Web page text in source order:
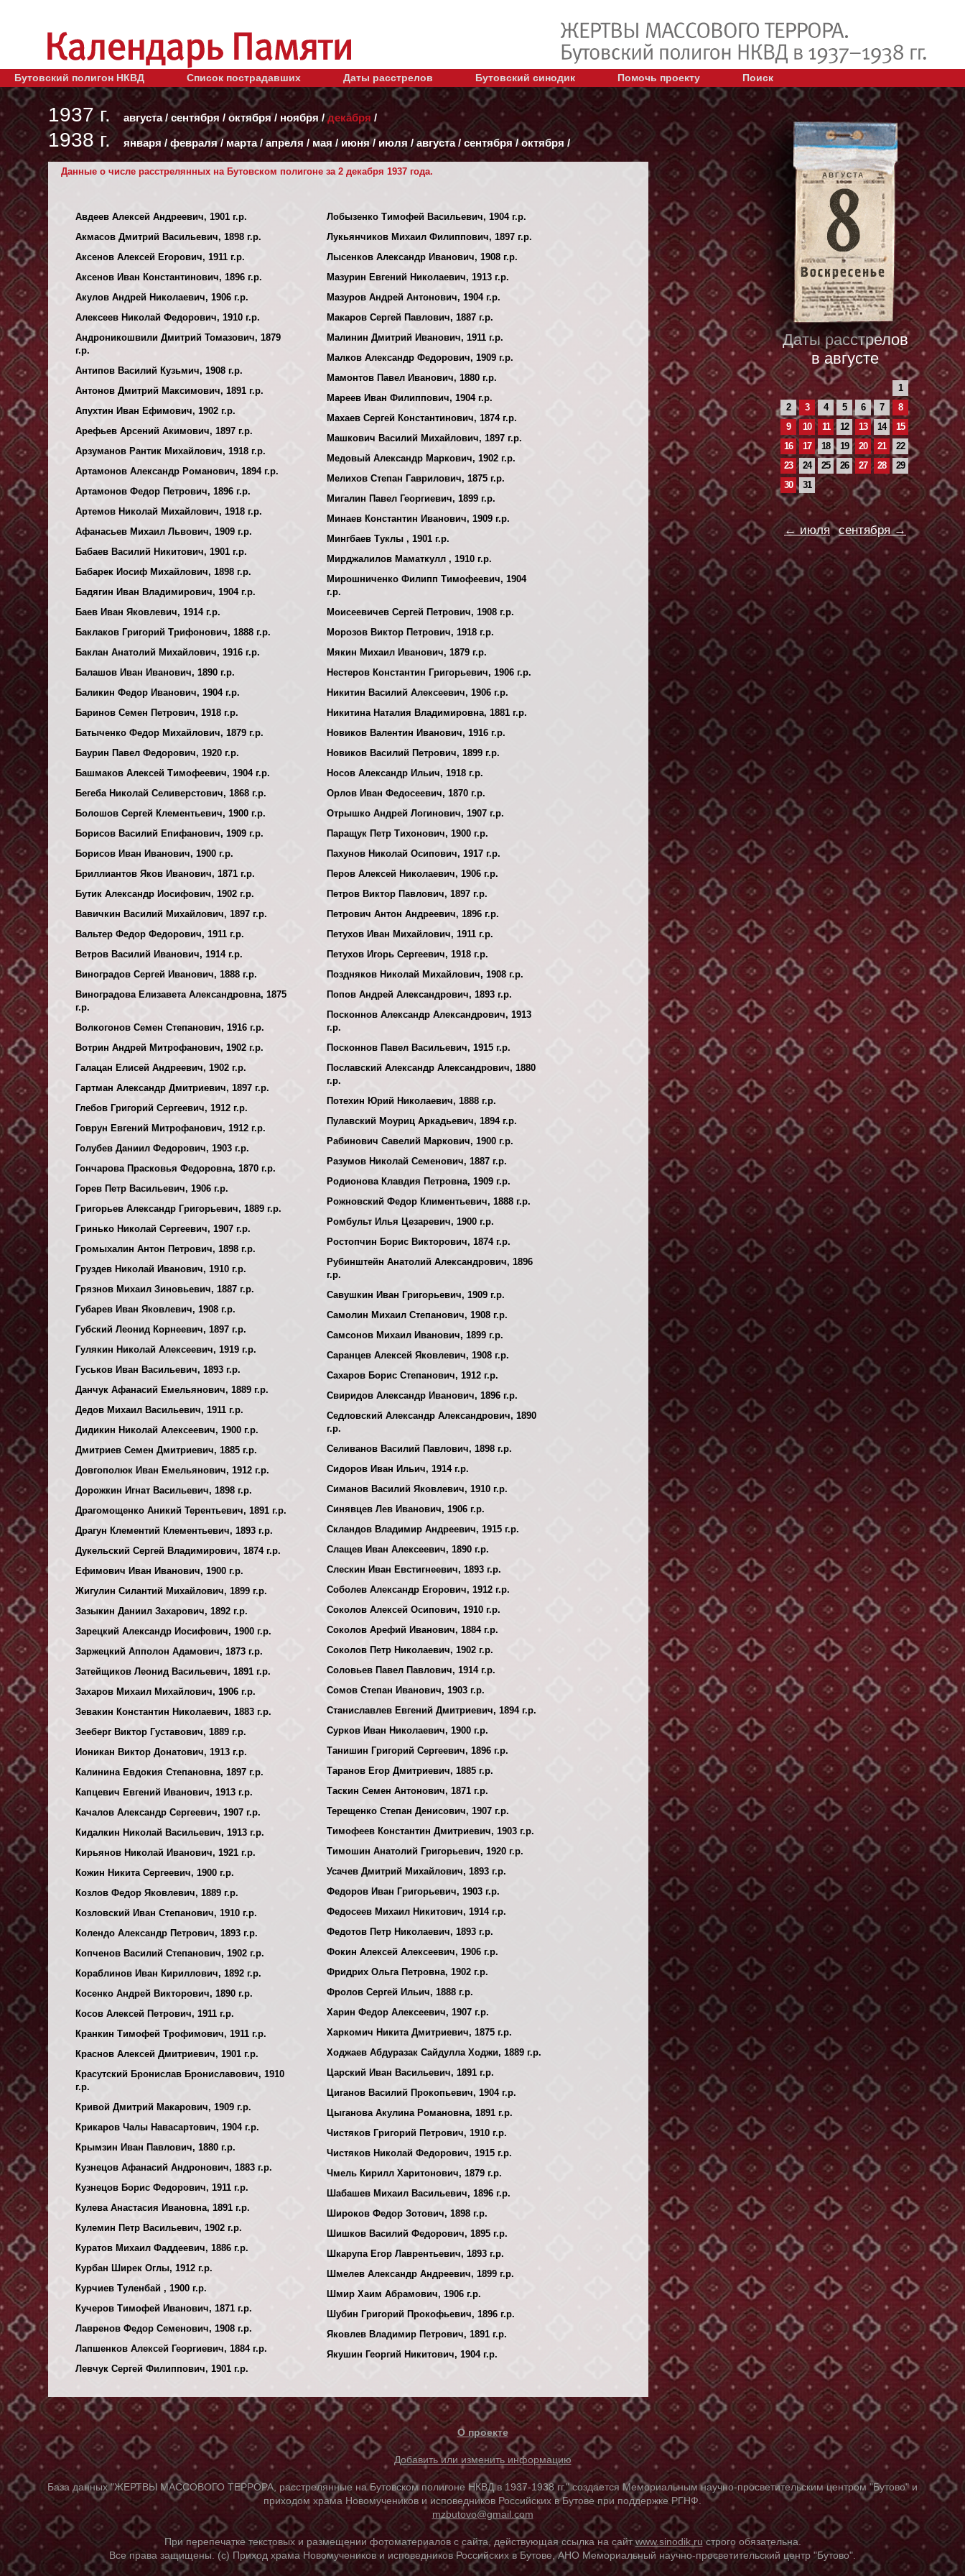
Бутовский полигон НКВД Список пострадавших Даты расстрелов Бутовский синодик Помочь проекту Поиск
1937 г. августа/сентября / октября/ ноября /декабря /
1938 г. января/февраля/ марта/апреля / мая /июня/июля /августа/ сентября/октября /
Данные о числе расстрелянных на Бутовском полигоне за 2 декабря 1937 года.
Авдеев Алексей Андреевич, 1901 г.р.
Акмасов Дмитрий Васильевич, 1898 г.р.
Аксенов Алексей Егорович, 1911 г.р.
Аксенов Иван Константинович, 1896 г.р.
Акулов Андрей Николаевич, 1906 г.р.
Алексеев Николай Федорович, 1910 г.р.
Андроникошвили Дмитрий Томазович, 1879
г.р.
Антипов Василий Кузьмич, 1908 г.р.
Антонов Дмитрий Максимович, 1891 г.р.
Апухтин Иван Ефимович, 1902 г.р.
Арефьев Арсений Акимович, 1897 г.р.
Арзуманов Рантик Михайлович, 1918 г.р.
Артамонов Александр Романович, 1894 г.р.
Артамонов Федор Петрович, 1896 г.р.
Артемов Николай Михайлович, 1918 г.р.
Афанасьев Михаил Львович, 1909 г.р.
Бабаев Василий Никитович, 1901 г.р.
Бабарек Иосиф Михайлович, 1898 г.р.
Бадягин Иван Владимирович, 1904 г.р.
Баев Иван Яковлевич, 1914 г.р.
Баклаков Григорий Трифонович, 1888 г.р.
Баклан Анатолий Михайлович, 1916 г.р.
Балашов Иван Иванович, 1890 г.р.
Баликин Федор Иванович, 1904 г.р.
Баринов Семен Петрович, 1918 г.р.
Батыченко Федор Михайлович, 1879 г.р.
Баурин Павел Федорович, 1920 г.р.
Башмаков Алексей Тимофеевич, 1904 г.р.
Бегеба Николай Селиверстович, 1868 г.р.
Болошов Сергей Клементьевич, 1900 г.р.
Борисов Василий Епифанович, 1909 г.р.
Борисов Иван Иванович, 1900 г.р.
Бриллиантов Яков Иванович, 1871 г.р.
Бутик Александр Иосифович, 1902 г.р.
Вавичкин Василий Михайлович, 1897 г.р.
Вальтер Федор Федорович, 1911 г.р.
Ветров Василий Иванович, 1914 г.р.
Виноградов Сергей Иванович, 1888 г.р.
Виноградова Елизавета Александровна, 1875
г.р.
Волкогонов Семен Степанович, 1916 г.р.
Вотрин Андрей Митрофанович, 1902 г.р.
Галацан Елисей Андреевич, 1902 г.р.
Гартман Александр Дмитриевич, 1897 г.р.
Глебов Григорий Сергеевич, 1912 г.р.
Говрун Евгений Митрофанович, 1912 г.р.
Голубев Даниил Федорович, 1903 г.р.
Гончарова Прасковья Федоровна, 1870 г.р.
Горев Петр Васильевич, 1906 г.р.
Григорьев Александр Григорьевич, 1889 г.р.
Гринько Николай Сергеевич, 1907 г.р.
Громыхалин Антон Петрович, 1898 г.р.
Груздев Николай Иванович, 1910 г.р.
Грязнов Михаил Зиновьевич, 1887 г.р.
Губарев Иван Яковлевич, 1908 г.р.
Губский Леонид Корнеевич, 1897 г.р.
Гулякин Николай Алексеевич, 1919 г.р.
Гуськов Иван Васильевич, 1893 г.р.
Данчук Афанасий Емельянович, 1889 г.р.
Дедов Михаил Васильевич, 1911 г.р.
Дидикин Николай Алексеевич, 1900 г.р.
Дмитриев Семен Дмитриевич, 1885 г.р.
Довгополюк Иван Емельянович, 1912 г.р.
Дорожкин Игнат Васильевич, 1898 г.р.
Драгомощенко Аникий Терентьевич, 1891 г.р.
Драгун Клементий Клементьевич, 1893 г.р.
Дукельский Сергей Владимирович, 1874 г.р.
Ефимович Иван Иванович, 1900 г.р.
Жигулин Силантий Михайлович, 1899 г.р.
Зазыкин Даниил Захарович, 1892 г.р.
Зарецкий Александр Иосифович, 1900 г.р.
Заржецкий Апполон Адамович, 1873 г.р.
Затейщиков Леонид Васильевич, 1891 г.р.
Захаров Михаил Михайлович, 1906 г.р.
Зевакин Константин Николаевич, 1883 г.р.
Зееберг Виктор Густавович, 1889 г.р.
Ионикан Виктор Донатович, 1913 г.р.
Калинина Евдокия Степановна, 1897 г.р.
Капцевич Евгений Иванович, 1913 г.р.
Качалов Александр Сергеевич, 1907 г.р.
Кидалкин Николай Васильевич, 1913 г.р.
Кирьянов Николай Иванович, 1921 г.р.
Кожин Никита Сергеевич, 1900 г.р.
Козлов Федор Яковлевич, 1889 г.р.
Козловский Иван Степанович, 1910 г.р.
Колендо Александр Петрович, 1893 г.р.
Копченов Василий Степанович, 1902 г.р.
Кораблинов Иван Кириллович, 1892 г.р.
Косенко Андрей Викторович, 1890 г.р.
Косов Алексей Петрович, 1911 г.р.
Кранкин Тимофей Трофимович, 1911 г.р.
Краснов Алексей Дмитриевич, 1901 г.р.
Красутский Бронислав Брониславович, 1910
г.р.
Кривой Дмитрий Макарович, 1909 г.р.
Крикаров Чалы Навасартович, 1904 г.р.
Крымзин Иван Павлович, 1880 г.р.
Кузнецов Афанасий Андронович, 1883 г.р.
Кузнецов Борис Федорович, 1911 г.р.
Кулева Анастасия Ивановна, 1891 г.р.
Кулемин Петр Васильевич, 1902 г.р.
Куратов Михаил Фаддеевич, 1886 г.р.
Курбан Ширек Оглы, 1912 г.р.
Курчиев Туленбай , 1900 г.р.
Кучеров Тимофей Иванович, 1871 г.р.
Лавренов Федор Семенович, 1908 г.р.
Лапшенков Алексей Георгиевич, 1884 г.р.
Левчук Сергей Филиппович, 1901 г.р.
Лобызенко Тимофей Васильевич, 1904 г.р.
Лукьянчиков Михаил Филиппович, 1897 г.р.
Лысенков Александр Иванович, 1908 г.р.
Мазурин Евгений Николаевич, 1913 г.р.
Мазуров Андрей Антонович, 1904 г.р.
Макаров Сергей Павлович, 1887 г.р.
Малинин Дмитрий Иванович, 1911 г.р.
Малков Александр Федорович, 1909 г.р.
Мамонтов Павел Иванович, 1880 г.р.
Мареев Иван Филиппович, 1904 г.р.
Махаев Сергей Константинович, 1874 г.р.
Машкович Василий Михайлович, 1897 г.р.
Медовый Александр Маркович, 1902 г.р.
Мелихов Степан Гаврилович, 1875 г.р.
Мигалин Павел Георгиевич, 1899 г.р.
Минаев Константин Иванович, 1909 г.р.
Мингбаев Туклы , 1901 г.р.
Мирджалилов Маматкулл , 1910 г.р.
Мирошниченко Филипп Тимофеевич, 1904
г.р.
Моисеевичев Сергей Петрович, 1908 г.р.
Морозов Виктор Петрович, 1918 г.р.
Мякин Михаил Иванович, 1879 г.р.
Нестеров Константин Григорьевич, 1906 г.р.
Никитин Василий Алексеевич, 1906 г.р.
Никитина Наталия Владимировна, 1881 г.р.
Новиков Валентин Иванович, 1916 г.р.
Новиков Василий Петрович, 1899 г.р.
Носов Александр Ильич, 1918 г.р.
Орлов Иван Федосеевич, 1870 г.р.
Отрышко Андрей Логинович, 1907 г.р.
Паращук Петр Тихонович, 1900 г.р.
Пахунов Николай Осипович, 1917 г.р.
Перов Алексей Николаевич, 1906 г.р.
Петров Виктор Павлович, 1897 г.р.
Петрович Антон Андреевич, 1896 г.р.
Петухов Иван Михайлович, 1911 г.р.
Петухов Игорь Сергеевич, 1918 г.р.
Поздняков Николай Михайлович, 1908 г.р.
Попов Андрей Александрович, 1893 г.р.
Посконнов Александр Александрович, 1913
г.р.
Посконнов Павел Васильевич, 1915 г.р.
Пославский Александр Александрович, 1880
г.р.
Потехин Юрий Николаевич, 1888 г.р.
Пулавский Моуриц Аркадьевич, 1894 г.р.
Рабинович Савелий Маркович, 1900 г.р.
Разумов Николай Семенович, 1887 г.р.
Родионова Клавдия Петровна, 1909 г.р.
Рожновский Федор Климентьевич, 1888 г.р.
Ромбульт Илья Цезаревич, 1900 г.р.
Ростопчин Борис Викторович, 1874 г.р.
Рубинштейн Анатолий Александрович, 1896
г.р.
Савушкин Иван Григорьевич, 1909 г.р.
Самолин Михаил Степанович, 1908 г.р.
Самсонов Михаил Иванович, 1899 г.р.
Саранцев Алексей Яковлевич, 1908 г.р.
Сахаров Борис Степанович, 1912 г.р.
Свиридов Александр Иванович, 1896 г.р.
Седловский Александр Александрович, 1890
г.р.
Селиванов Василий Павлович, 1898 г.р.
Сидоров Иван Ильич, 1914 г.р.
Симанов Василий Яковлевич, 1910 г.р.
Синявцев Лев Иванович, 1906 г.р.
Скландов Владимир Андреевич, 1915 г.р.
Слащев Иван Алексеевич, 1890 г.р.
Слескин Иван Евстигнеевич, 1893 г.р.
Соболев Александр Егорович, 1912 г.р.
Соколов Алексей Осипович, 1910 г.р.
Соколов Арефий Иванович, 1884 г.р.
Соколов Петр Николаевич, 1902 г.р.
Соловьев Павел Павлович, 1914 г.р.
Сомов Степан Иванович, 1903 г.р.
Станиславлев Евгений Дмитриевич, 1894 г.р.
Сурков Иван Николаевич, 1900 г.р.
Танишин Григорий Сергеевич, 1896 г.р.
Таранов Егор Дмитриевич, 1885 г.р.
Таскин Семен Антонович, 1871 г.р.
Терещенко Степан Денисович, 1907 г.р.
Тимофеев Константин Дмитриевич, 1903 г.р.
Тимошин Анатолий Григорьевич, 1920 г.р.
Усачев Дмитрий Михайлович, 1893 г.р.
Федоров Иван Григорьевич, 1903 г.р.
Федосеев Михаил Никитович, 1914 г.р.
Федотов Петр Николаевич, 1893 г.р.
Фокин Алексей Алексеевич, 1906 г.р.
Фридрих Ольга Петровна, 1902 г.р.
Фролов Сергей Ильич, 1888 г.р.
Харин Федор Алексеевич, 1907 г.р.
Харкомич Никита Дмитриевич, 1875 г.р.
Ходжаев Абдуразак Сайдулла Ходжи, 1889 г.р.
Царский Иван Васильевич, 1891 г.р.
Циганов Василий Прокопьевич, 1904 г.р.
Цыганова Акулина Романовна, 1891 г.р.
Чистяков Григорий Петрович, 1910 г.р.
Чистяков Николай Федорович, 1915 г.р.
Чмель Кирилл Харитонович, 1879 г.р.
Шабашев Михаил Васильевич, 1896 г.р.
Широков Федор Зотович, 1898 г.р.
Шишков Василий Федорович, 1895 г.р.
Шкарупа Егор Лаврентьевич, 1893 г.р.
Шмелев Александр Андреевич, 1899 г.р.
Шмир Хаим Абрамович, 1906 г.р.
Шубин Григорий Прокофьевич, 1896 г.р.
Яковлев Владимир Петрович, 1891 г.р.
Якушин Георгий Никитович, 1904 г.р.
АВГУСТА
Даты расстрелов
в августе
1
2
3 4 5 6 7
8
9
10 11 12 13 14
15
16
17 18 19 20 21
22
23
24 25 26 27 28
29
30
31
← июля сентября →
О проекте
Добавить или изменить информацию
База данных "ЖЕРТВЫ МАССОВОГО ТЕРРОРА, расстрелянные на Бутовском полигоне НКВД в 1937-1938 гг." создается Мемориальным научно-просветительским центром "Бутово" и
приходом храма Новомучеников и исповедников Российских в Бутове при поддержке РГНФ.
mzbutovo@gmail.com
При перепечатке текстовых и размещении фотоматериалов с сайта, действующая ссылка на сайтwww.sinodik.ruстрого обязательна.
Все права защищены. (с) Приход храма Новомучеников и исповедников Российских в Бутове, АНО Мемориальный научно-просветительский центр "Бутово".